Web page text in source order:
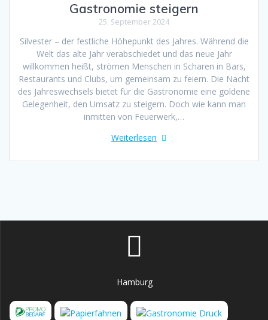
Gastronomie steigern
25. September 2024
Silvester – der festliche Höhepunkt des Jahres. Während die
Welt das alte Jahr verabschiedet und das neue Jahr
willkommen heißt, strömen Menschen in Scharen in Bars,
Restaurants und Clubs, um gemeinsam zu feiern. Die Nacht
des Jahreswechsels bietet für die Gastronomie eine goldene
Gelegenheit, den Umsatz zu steigern. Doch wie kann man
inmitten von Feuerwerk,…
Weiterlesen
Hamburg